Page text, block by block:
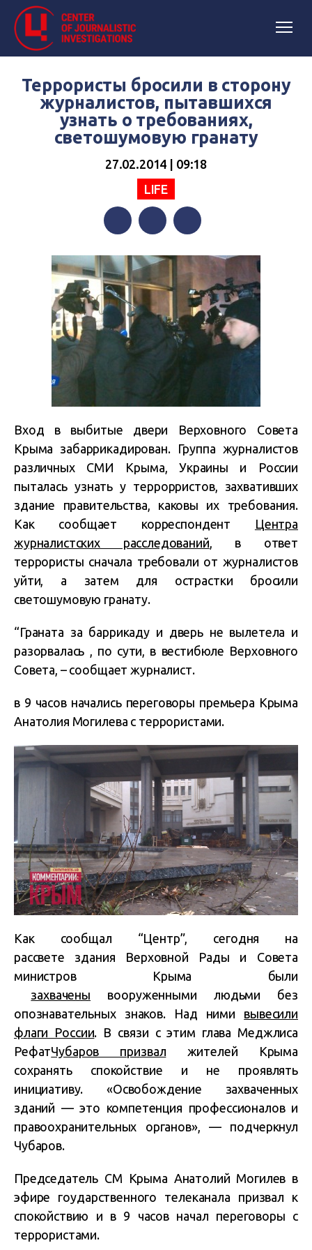
Террористы бросили в сторону
журналистов, пытавшихся
узнать о требованиях,
светошумовую гранату
27.02.2014 | 09:18
LIFE
Вход в выбитые двери Верховного Совета
Крыма забаррикадирован. Группа журналистов
различных СМИ Крыма, Украины и России
пыталась узнать у террорристов, захвативших
здание правительства, каковы их требования.
Как сообщает корреспондент
Центра
журналистских расследований, в ответ
террористы сначала требовали от журналистов
уйти, а затем для острастки бросили
светошумовую гранату.
“Граната за баррикаду и дверь не вылетела и
разорвалась , по сути, в вестибюле Верховного
Совета, – сообщает журналист.
в 9 часов начались переговоры премьера Крыма
Анатолия Могилева с террористами.
Как сообщал “Центр”, сегодня на
рассвете здания Верховной Рады и Совета
министров Крыма были
захвачены вооруженными людьми без
опознавательных знаков. Над ними вывесили
флаги России. В связи с этим глава Меджлиса
РефатЧубаров призвал жителей Крыма
сохранять спокойствие и не проявлять
инициативу. «Освобождение захваченных
зданий — это компетенция профессионалов и
правоохранительных органов», — подчеркнул
Чубаров.
Председатель СМ Крыма Анатолий Могилев в
эфире гоударственного телеканала призвал к
спокойствию и в 9 часов начал переговоры с
террористами.